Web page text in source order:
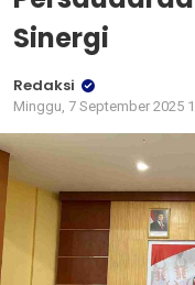
Sinergi
Redaksi
Minggu, 7 September 2025